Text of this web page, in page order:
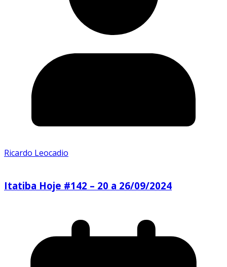
Ricardo Leocadio
Itatiba Hoje #142 – 20 a 26/09/2024